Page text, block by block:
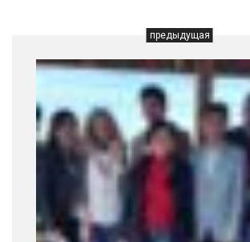
предыдущая